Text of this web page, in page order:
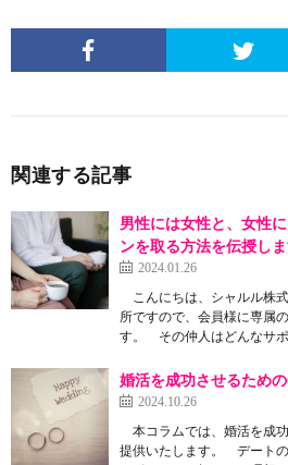
関連する記事
男性には女性と、女性
ンを取る方法を伝授しま
2024.01.26
こんにちは、シャルル株
所ですので、会員様に専属
す。 その仲人はどんなサ
婚活を成功させるため
2024.10.26
本コラムでは、婚活を成
提供いたします。 デート